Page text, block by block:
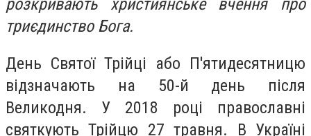
розкривають християнське вчення про
триєдинство Бога.
День Святої Трійці або П'ятидесятницю
відзначають на 50-й день після
Великодня. У 2018 році православні
святкують Трійцю 27 травня. В Україні